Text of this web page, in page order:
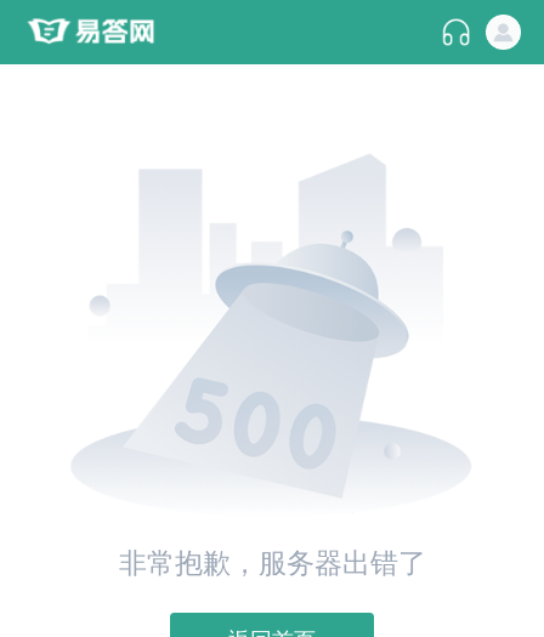
非常抱歉，服务器出错了